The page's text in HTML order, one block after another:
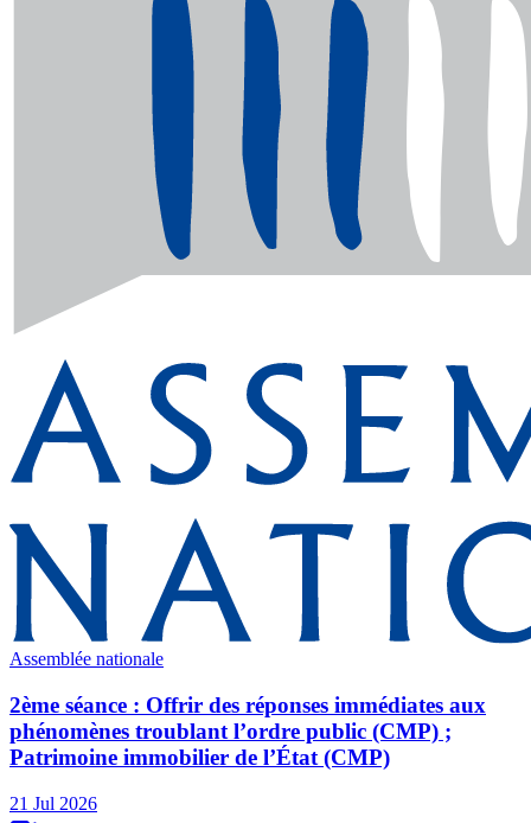
Assemblée nationale
2ème séance : Offrir des réponses immédiates aux
phénomènes troublant l’ordre public (CMP) ;
Patrimoine immobilier de l’État (CMP)
21 Jul 2026